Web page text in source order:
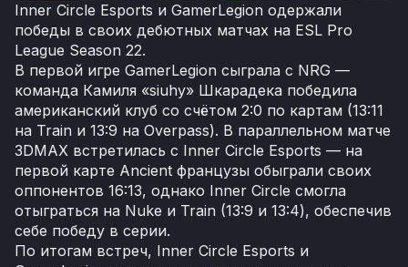
Inner Circle Esports и GamerLegion одержали
победы в своих дебютных матчах на ESL Pro
League Season 22.
В первой игре GamerLegion сыграла с NRG —
команда Камиля «siuhy» Шкарадека победила
американский клуб со счётом 2:0 по картам (13:11
на Train и 13:9 на Overpass). В параллельном матче
3DMAX встретилась с Inner Circle Esports — на
первой карте Ancient французы обыграли своих
оппонентов 16:13, однако Inner Circle смогла
отыграться на Nuke и Train (13:9 и 13:4), обеспечив
себе победу в серии.
По итогам встреч, Inner Circle Esports и